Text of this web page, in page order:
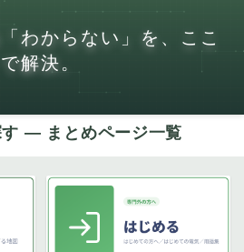
わからない」を、ここ
で解決。